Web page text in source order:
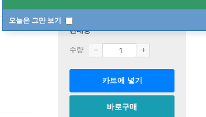
오늘은 그만 보기
판매중
수량
카트에 넣기
바로구매